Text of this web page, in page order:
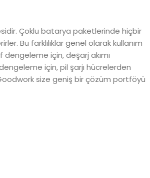
Çoklu batarya paketlerinde hiçbir
Bu farklılıklar genel olarak kullanım
için, deşarj akımı
için, pil şarjı hücrelerden
Goodwork size geniş bir çözüm portföyü